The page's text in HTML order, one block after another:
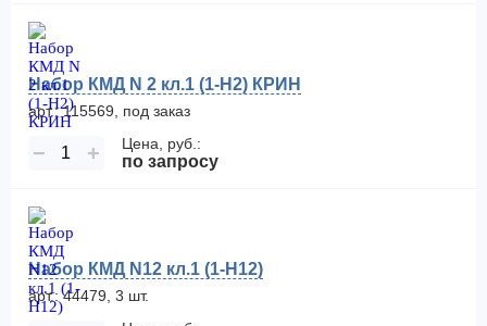
Набор КМД N 2 кл.1 (1-Н2) КРИН
арт.: 115569, под заказ
− + Цена, руб.:
по запросу
Набор КМД N12 кл.1 (1-Н12)
арт.: 44479, 3 шт.